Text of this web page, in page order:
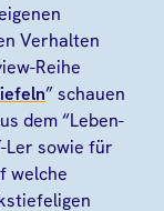
Verhalten
Reihe
” schauen
dem “Leben-
Ler sowie für
welche